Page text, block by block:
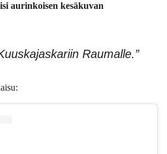
aurinkoisen kesäkuvan
Raumalle.”